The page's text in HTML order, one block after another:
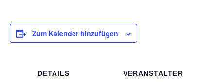
Zum Kalender hinzufügen
DETAILS VERANSTALTER